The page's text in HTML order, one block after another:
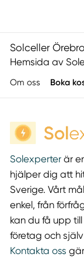
Solceller Örebro
Hemsida av
Om oss Boka
Solexperterär
hjälper dig att
Sverige. Vårt
enkel, från
kan du få upp
företag och
Kontakta oss